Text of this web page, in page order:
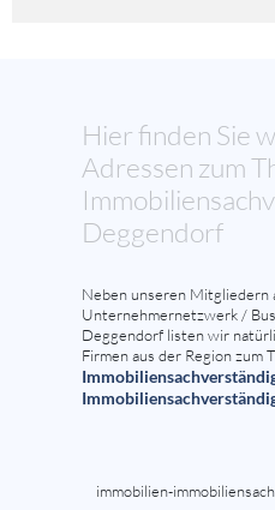
Hier finden Sie
Adressen zum
Deggendorf
Neben unseren Mitgliedern
Unternehmernetzwerk /
Deggendorf listen wir
Firmen aus der Region zum
immobilien-